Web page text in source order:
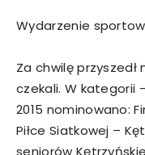
Wydarzenie
Za chwilę
czekali. W kategorii
2015 nominowano:
Piłce Siatkowej –
seniorów